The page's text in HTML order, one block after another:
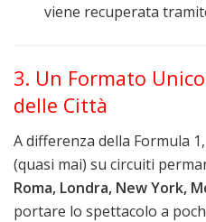
viene recuperata
3. Un Formato
delle Città
A differenza della Formula
(quasi mai) su circuiti
Roma, Londra, New York,
portare lo spettacolo a